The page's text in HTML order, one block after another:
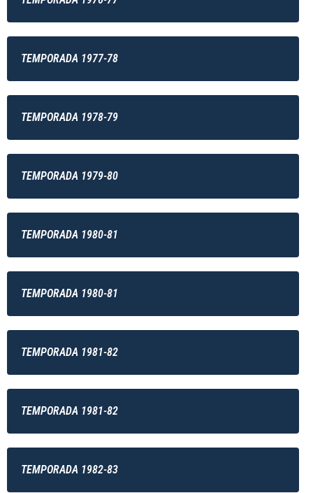
TEMPORADA 1977-78
TEMPORADA 1978-79
TEMPORADA 1979-80
TEMPORADA 1980-81
TEMPORADA 1980-81
TEMPORADA 1981-82
TEMPORADA 1981-82
TEMPORADA 1982-83